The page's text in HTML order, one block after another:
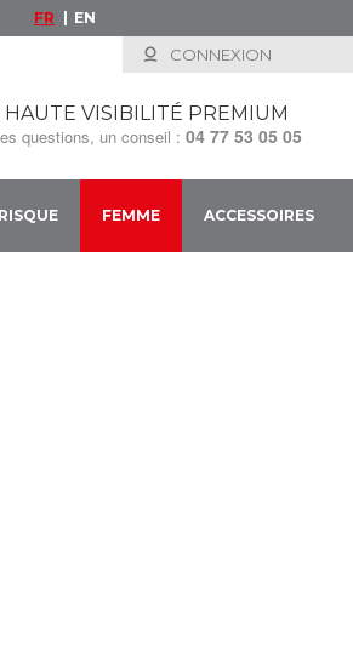
FR EN
CONNEXION
HAUTE VISIBILITÉ PREMIUM
questions, un conseil : 04 77 53 05 05
FEMME ACCESSOIRES